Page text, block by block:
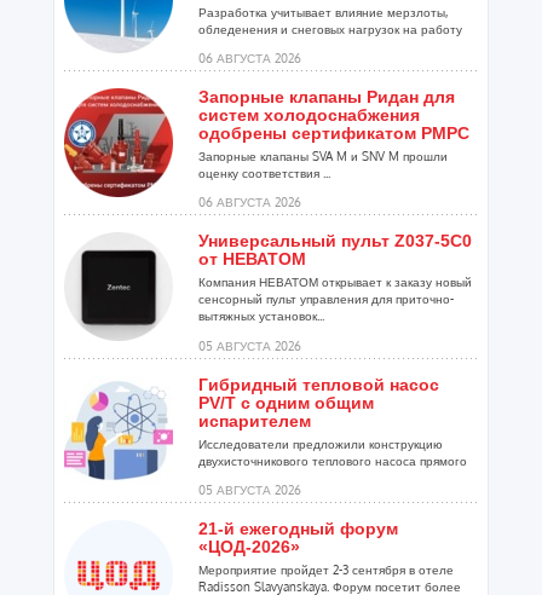
Разработка учитывает влияние мерзлоты,
обледенения и снеговых нагрузок на работу
06 АВГУСТА 2026
Запорные клапаны Ридан для
систем холодоснабжения
одобрены сертификатом РМРС
Запорные клапаны SVA M и SNV M прошли
оценку соответствия ...
06 АВГУСТА 2026
Универсальный пульт Z037-5C0
от НЕВАТОМ
Компания НЕВАТОМ открывает к заказу новый
сенсорный пульт управления для приточно-
вытяжных установок...
05 АВГУСТА 2026
Гибридный тепловой насос
PV/T с одним общим
испарителем
Исследователи предложили конструкцию
двухисточникового теплового насоса прямого
05 АВГУСТА 2026
21-й ежегодный форум
«ЦОД-2026»
Мероприятие пройдет 2-3 сентября в отеле
Radisson Slavyanskaya. Форум посетит более